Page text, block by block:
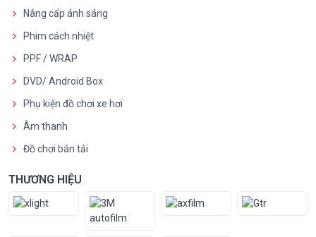
Nâng cấp ánh sáng
Phim cách nhiệt
PPF / WRAP
DVD/ Android Box
Phụ kiện đồ chơi xe hơi
Âm thanh
Đồ chơi bán tải
THƯƠNG HIỆU